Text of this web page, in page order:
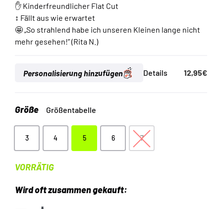
✋ Kinderfreundlicher Flat Cut
↕️ Fällt aus wie erwartet
🤩 „So strahlend habe ich unseren Kleinen lange nicht
mehr gesehen!” (Rita N.)
Personalisierung hinzufügen Details 12,95€
Größe Größentabelle
3 4 5 6 7
7
VORRÄTIG
Wird oft zusammen gekauft: